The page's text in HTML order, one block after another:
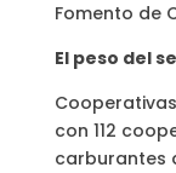
Fomento de
El peso del
con 112
carburantes